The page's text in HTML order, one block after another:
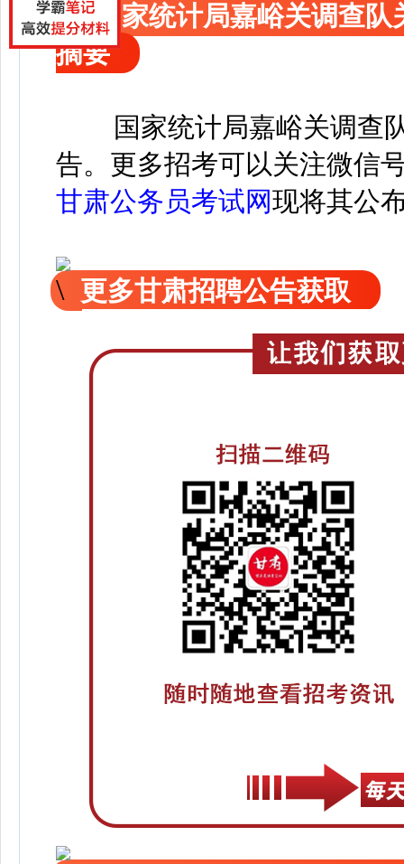
国家统计局嘉峪关调查
摘要
国家统计局嘉峪关调查队
告。 更多招考可以关注微信
甘肃公务员考试网现将其公
更多甘肃招聘公告获取